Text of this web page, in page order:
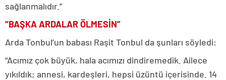
sağlanmalıdır.”
“BAŞKA ARDALAR ÖLMESİN”
Arda Tonbul’un babası Raşit Tonbul da şunları söyledi:
“Acımız çok büyük, hala acımızı dindiremedik. Ailece
yıkıldık; annesi, kardeşleri, hepsi üzüntü içerisinde. 14